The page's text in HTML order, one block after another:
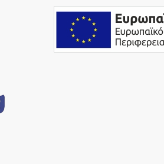
Ένας Σύμβουλος, δίπλα σας…